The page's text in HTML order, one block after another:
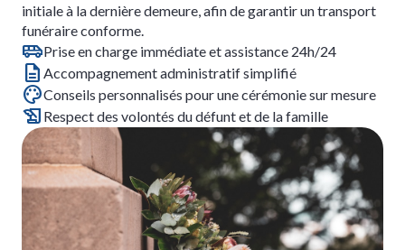
initiale à la dernière demeure, afin de garantir un transport
funéraire conforme.
Prise en charge immédiate et assistance 24h/24
Accompagnement administratif simplifié
Conseils personnalisés pour une cérémonie sur mesure
Respect des volontés du défunt et de la famille